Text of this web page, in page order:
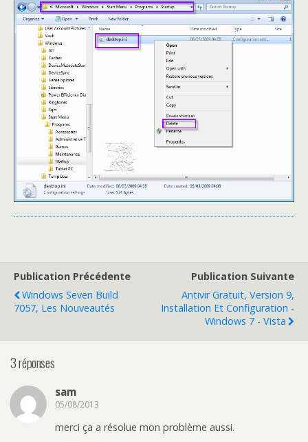
Publication Précédente
Windows Seven Build
7057, Les Nouveautés
Publication Suivante
Antivir Gratuit, Version 9,
Installation Et Configuration -
Windows 7 - Vista
3 réponses
sam
05/08/2013
merci ça a résolue mon problème aussi.